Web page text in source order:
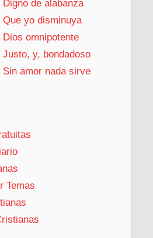
de alabanza
Que yo disminuya
omnipotente
y, bondadoso
Sin amor nada sirve
Temas